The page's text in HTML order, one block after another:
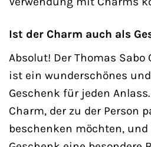
Ist der Charm auch als
Absolut! Der Thomas Sabo
ist ein wunderschönes
Geschenk für jeden
Charm, der zu der Person
beschenken möchten,